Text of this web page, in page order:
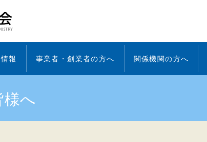
報 事業者・創業者の方へ 関係機関の方へ
様へ